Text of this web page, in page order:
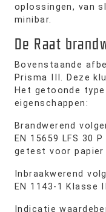
oplossingen, van
minibar.
De Raat
Bovenstaande
Prisma III. Deze
Het getoonde
eigenschappen:
Brandwerend
EN 15659 LFS 30
getest voor papier
Inbraakwerend
EN 1143-1 Klasse III
Indicatie